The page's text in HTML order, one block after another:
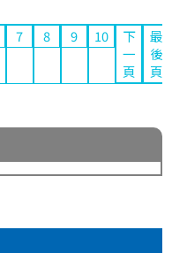
7 8 9 10
下
一
頁
最
後
頁